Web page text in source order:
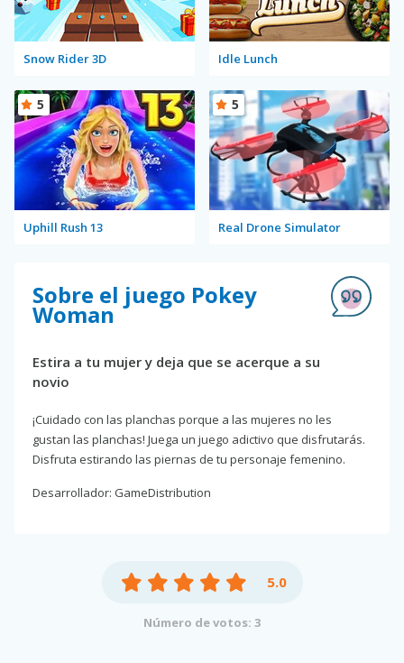
Snow Rider 3D Idle Lunch
Uphill Rush 13
5
Real Drone Simulator
5
Sobre el juego Pokey
Woman
Estira a tu mujer y deja que se acerque a su
novio
¡Cuidado con las planchas porque a las mujeres no les
gustan las planchas! Juega un juego adictivo que disfrutarás.
Disfruta estirando las piernas de tu personaje femenino.
Desarrollador: GameDistribution
5.0
Número de votos: 3